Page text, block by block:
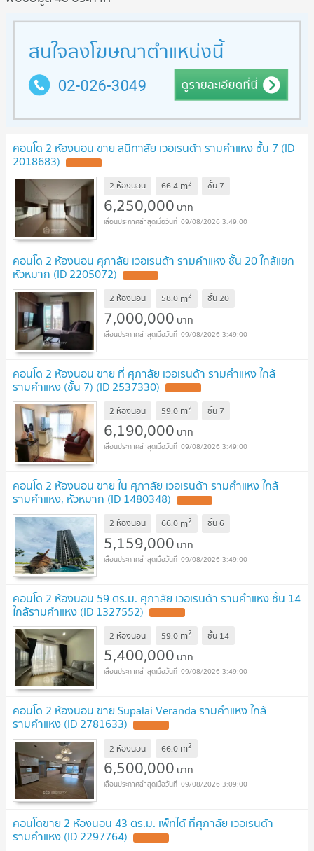
คอนโด 2 ห้องนอน ขาย สนิทาลัย เวอเรนด้า รามคำแหง ชั้น 7 (ID
2018683)
2 ห้องนอน 66.4 m2 ชั้น 7
6,250,000 บาท
09/08/2026 3:49:00
คอนโด 2 ห้องนอน ศุภาลัย เวอเรนด้า รามคำแหง ชั้น 20 ใกล้แยก
หัวหมาก (ID 2205072)
2 ห้องนอน 58.0 m2 ชั้น20
7,000,000 บาท
09/08/2026 3:49:00
คอนโด 2 ห้องนอน ขาย ที่ ศุภาลัย เวอเรนด้า รามคำแหง ใกล้
รามคำแหง (ชั้น 7) (ID 2537330)
2 ห้องนอน 59.0 m2 ชั้น 7
6,190,000 บาท
09/08/2026 3:49:00
คอนโด 2 ห้องนอน ขาย ใน ศุภาลัย เวอเรนด้า รามคำแหง ใกล้
รามคำแหง, หัวหมาก (ID 1480348)
2 ห้องนอน 66.0 m2 ชั้น6
5,159,000 บาท
09/08/2026 3:49:00
คอนโด 2 ห้องนอน 59 ตร.ม. ศุภาลัย เวอเรนด้า รามคำแหง ชั้น 14
ใกล้รามคำแหง (ID 1327552)
2 ห้องนอน 59.0 m2 ชั้น 14
5,400,000 บาท
09/08/2026 3:49:00
คอนโด 2 ห้องนอน ขาย Supalai Veranda รามคำแหง ใกล้
รามคำแหง (ID 2781633)
2 ห้องนอน 66.0 m2
6,500,000 บาท
09/08/2026 3:09:00
คอนโดขาย 2 ห้องนอน 43 ตร.ม. เพ็ทได้ ที่ศุภาลัย เวอเรนด้า
รามคำแหง (ID 2297764)